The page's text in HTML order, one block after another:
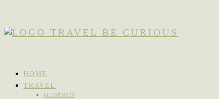
HOME
TRAVEL
ALLGEMEIN